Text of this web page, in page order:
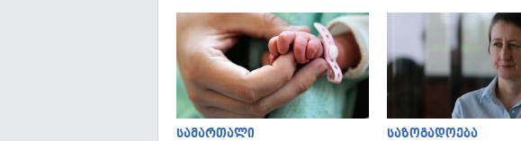
გადახედვა
სამართალი საზოგადოება